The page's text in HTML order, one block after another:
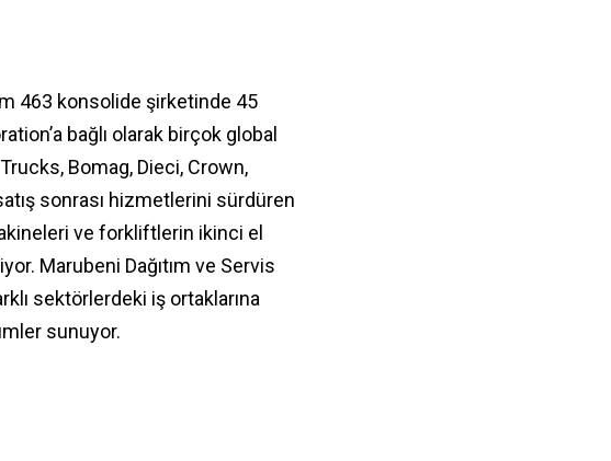
463 konsolide şirketinde 45
bağlı olarak birçok global
Bomag, Dieci, Crown,
sonrası hizmetlerini sürdüren
ve forkliftlerin ikinci el
Marubeni Dağıtım ve Servis
sektörlerdeki iş ortaklarına
sunuyor.